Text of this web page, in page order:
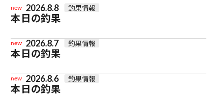
new 2026.8.8 釣果情報
本日の釣果
new 2026.8.7 釣果情報
本日の釣果
new 2026.8.6 釣果情報
本日の釣果